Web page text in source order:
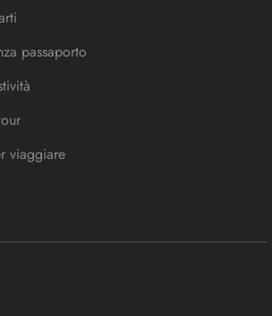
passaporto
viaggiare